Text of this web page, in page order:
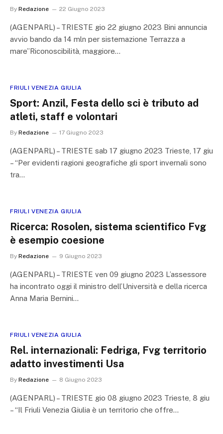
By Redazione 22 Giugno 2023
(AGENPARL) – TRIESTE gio 22 giugno 2023 Bini annuncia
avvio bando da 14 mln per sistemazione Terrazza a
mare”Riconoscibilità, maggiore…
FRIULI VENEZIA GIULIA
Sport: Anzil, Festa dello sci è tributo ad
atleti, staff e volontari
By Redazione 17 Giugno 2023
(AGENPARL) – TRIESTE sab 17 giugno 2023 Trieste, 17 giu
– “Per evidenti ragioni geografiche gli sport invernali sono
tra…
FRIULI VENEZIA GIULIA
Ricerca: Rosolen, sistema scientifico Fvg
è esempio coesione
By Redazione 9 Giugno 2023
(AGENPARL) – TRIESTE ven 09 giugno 2023 L’assessore
ha incontrato oggi il ministro dell’Università e della ricerca
Anna Maria Bernini…
FRIULI VENEZIA GIULIA
Rel. internazionali: Fedriga, Fvg territorio
adatto investimenti Usa
By Redazione 8 Giugno 2023
(AGENPARL) – TRIESTE gio 08 giugno 2023 Trieste, 8 giu
– “Il Friuli Venezia Giulia è un territorio che offre…